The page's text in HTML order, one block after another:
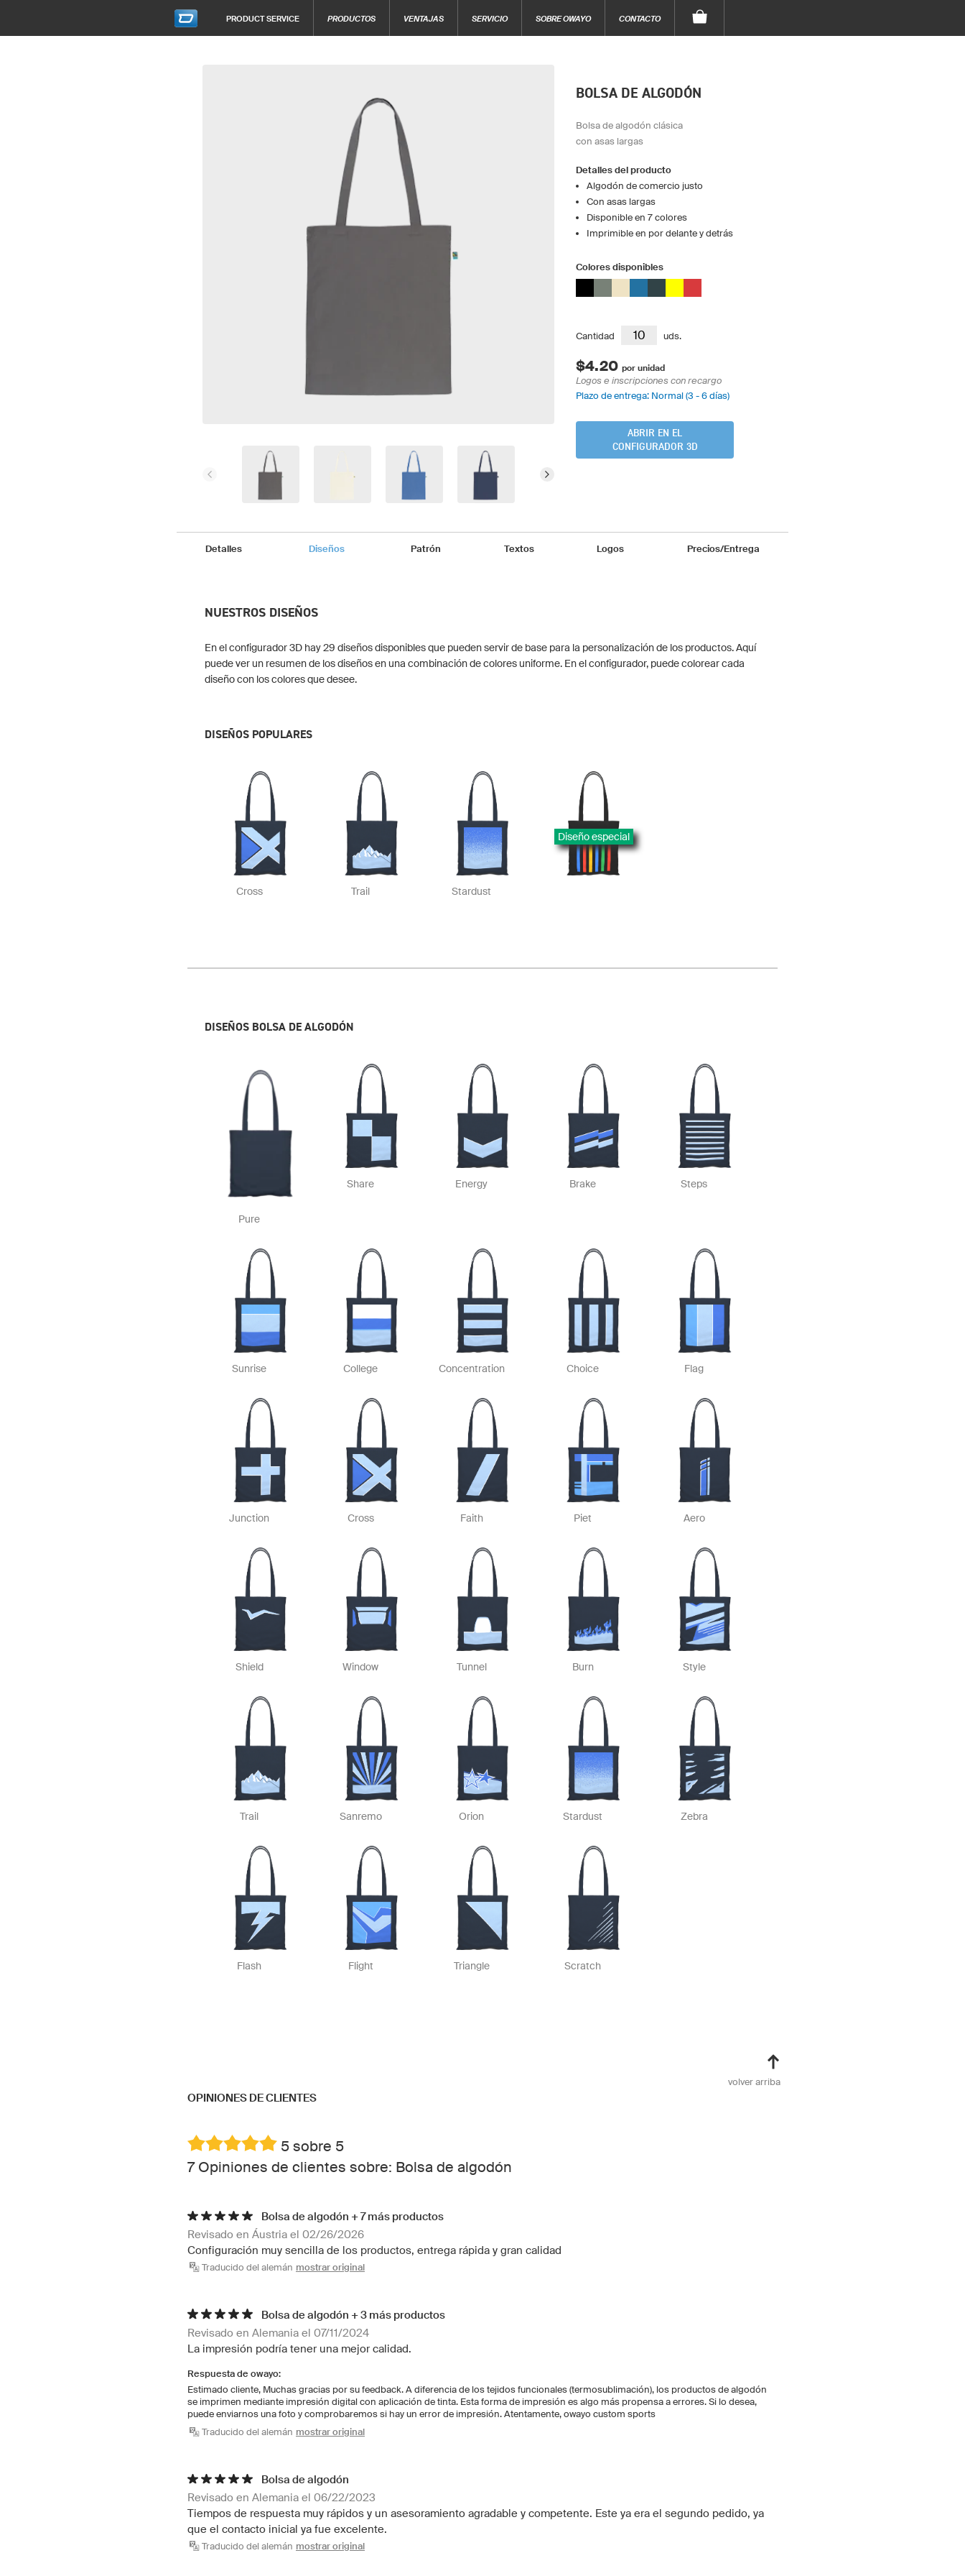
PRODUCT SERVICE PRODUCTOS VENTAJAS SERVICIO SOBRE OWAYO CONTACTO
BOLSA DE ALGODÓN
Bolsa de algodón clásica
con asas largas
Detalles del producto
Algodón de comercio justo
Con asas largas
Disponible en 7 colores
Imprimible en por delante y detrás
Colores disponibles
Cantidad uds.
$4.20 por unidad
Logos e inscripciones con recargo
Plazo de entrega: Normal (3 - 6 días)
ABRIR EN EL
CONFIGURADOR 3D
Detalles Diseños Patrón Textos Logos Precios/Entrega
NUESTROS DISEÑOS
En el configurador 3D hay 29 diseños disponibles que pueden servir de base para la personalización de los productos. Aquí
puede ver un resumen de los diseños en una combinación de colores uniforme. En el configurador, puede colorear cada
diseño con los colores que desee.
DISEÑOS POPULARES
Cross Trail Stardust
Diseño especial
DISEÑOS BOLSA DE ALGODÓN
Pure
Share Energy Brake Steps
Sunrise College Concentration Choice Flag
Junction Cross Faith Piet Aero
Shield Window Tunnel Burn Style
Trail Sanremo Orion Stardust Zebra
Flash Flight Triangle Scratch
volver arriba
OPINIONES DE CLIENTES
5 sobre 5
7 Opiniones de clientes sobre: Bolsa de algodón
Bolsa de algodón + 7 más productos
Revisado en Áustria el 02/26/2026
Configuración muy sencilla de los productos, entrega rápida y gran calidad
Traducido del alemán mostrar original
Bolsa de algodón + 3 más productos
Revisado en Alemania el 07/11/2024
La impresión podría tener una mejor calidad.
Respuesta de owayo:
Estimado cliente, Muchas gracias por su feedback. A diferencia de los tejidos funcionales (termosublimación), los productos de algodón
se imprimen mediante impresión digital con aplicación de tinta. Esta forma de impresión es algo más propensa a errores. Si lo desea,
puede enviarnos una foto y comprobaremos si hay un error de impresión. Atentamente, owayo custom sports
Traducido del alemán mostrar original
Bolsa de algodón
Revisado en Alemania el 06/22/2023
Tiempos de respuesta muy rápidos y un asesoramiento agradable y competente. Este ya era el segundo pedido, ya
que el contacto inicial ya fue excelente.
Traducido del alemán mostrar original